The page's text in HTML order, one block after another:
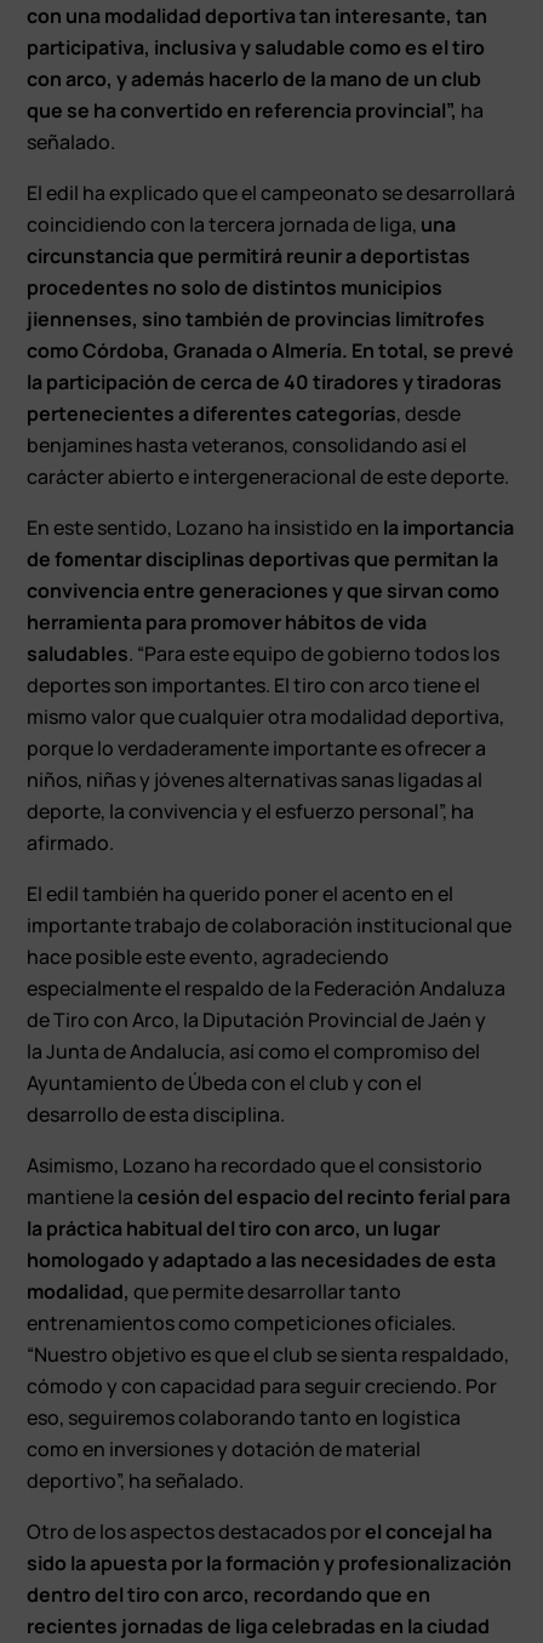
con una modalidad deportiva tan interesante, tan
participativa, inclusiva y saludable como es el tiro
con arco, y además hacerlo de la mano de un club
que se ha convertido en referencia provincial”, ha
señalado.
El edil ha explicado que el campeonato se desarrollará
coincidiendo con la tercera jornada de liga, una
circunstancia que permitirá reunir a deportistas
procedentes no solo de distintos municipios
jiennenses, sino también de provincias limítrofes
como Córdoba, Granada o Almería. En total, se prevé
la participación de cerca de 40 tiradores y tiradoras
pertenecientes a diferentes categorías, desde
benjamines hasta veteranos, consolidando así el
carácter abierto e intergeneracional de este deporte.
En este sentido, Lozano ha insistido en la importancia
de fomentar disciplinas deportivas que permitan la
convivencia entre generaciones y que sirvan como
herramienta para promover hábitos de vida
saludables. “Para este equipo de gobierno todos los
deportes son importantes. El tiro con arco tiene el
mismo valor que cualquier otra modalidad deportiva,
porque lo verdaderamente importante es ofrecer a
niños, niñas y jóvenes alternativas sanas ligadas al
deporte, la convivencia y el esfuerzo personal”, ha
afirmado.
El edil también ha querido poner el acento en el
importante trabajo de colaboración institucional que
hace posible este evento, agradeciendo
especialmente el respaldo de la Federación Andaluza
de Tiro con Arco, la Diputación Provincial de Jaén y
la Junta de Andalucía, así como el compromiso del
Ayuntamiento de Úbeda con el club y con el
desarrollo de esta disciplina.
Asimismo, Lozano ha recordado que el consistorio
mantiene lacesión del espacio del recinto ferial para
la práctica habitual del tiro con arco, un lugar
homologado y adaptado a las necesidades de esta
modalidad, que permite desarrollar tanto
entrenamientos como competiciones oficiales.
“Nuestro objetivo es que el club se sienta respaldado,
cómodo y con capacidad para seguir creciendo. Por
eso, seguiremos colaborando tanto en logística
como en inversiones y dotación de material
deportivo”, ha señalado.
Otro de los aspectos destacados porel concejal ha
sido la apuesta por la formación y profesionalización
dentro del tiro con arco, recordando que en
recientes jornadas de liga celebradas en la ciudad